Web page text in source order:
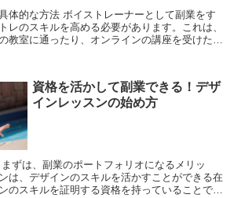
体的な方法 ボイストレーナーとして副業をす
レのスキルを高める必要があります。これは、
教室に通ったり、オンラインの講座を受けたり
イトレの仕事は、音楽教室やカルチャーセンタ
ことができます。また、オンラインでボイスト
ことも可能です。ボイトレの仕事を見つけるに
、知人・友人への紹介などを活用しましょ
ます。ボイトレのレッスンでは、生徒のボーカ
ための指導を行います。ボイトレのレッスンを
ーカルスキルや希望する歌唱ジャンルに合わせ
ことが大切です。また、生徒とのコミュニケー
資格を活かして副業できる！デザ
インレッスンの始め方
まずは、副業のポートフォリオになるメリッ
は、デザインのスキルを活かすことができる在
のスキルを証明する資格を持っていることで、